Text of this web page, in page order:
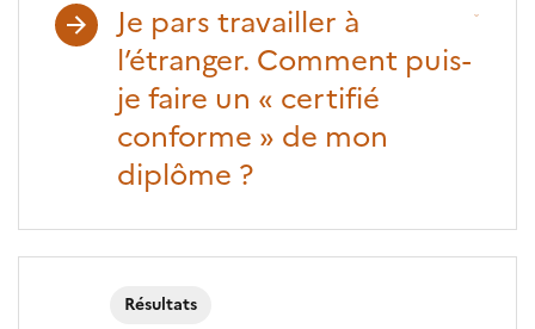
Je pars travailler à
l’étranger. Comment puis-
je faire un « certifié
conforme » de mon
diplôme ?
Résultats